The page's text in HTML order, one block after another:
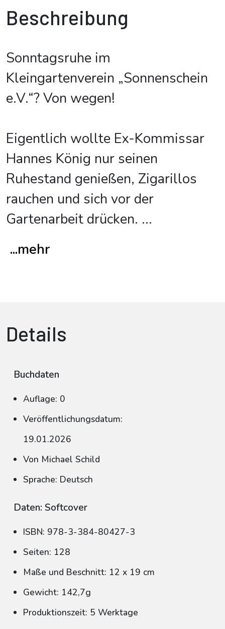
Beschreibung
Sonntagsruhe im
Kleingartenverein „Sonnenschein
e.V.“? Von wegen!
Eigentlich wollte Ex-Kommissar
Hannes König nur seinen
Ruhestand genießen, Zigarillos
rauchen und sich vor der
Gartenarbeit drücken. ...
...mehr
Details
Buchdaten
Auflage: 0
Veröffentlichungsdatum:
19.01.2026
Von Michael Schild
Sprache: Deutsch
Daten: Softcover
ISBN: 978-3-384-80427-3
Seiten: 128
Maße und Beschnitt: 12 x 19 cm
Gewicht: 142,7g
Produktionszeit: 5 Werktage